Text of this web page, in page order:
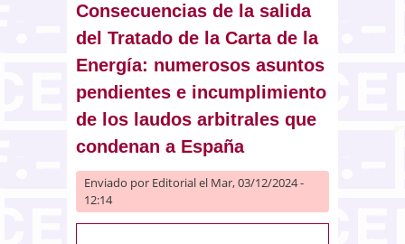
Consecuencias de la salida
del Tratado de la Carta de la
Energía: numerosos asuntos
pendientes e incumplimiento
de los laudos arbitrales que
condenan a España
Enviado por Editorialel Mar, 03/12/2024 -
12:14